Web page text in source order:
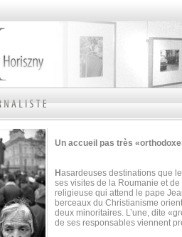
Un accueil pas très
H asardeuses destinations que
ses visites de la Roumanie et
religieuse qui attend le pape
berceaux du Christianisme
deux minoritaires. L’une, dite
de ses responsables viennent